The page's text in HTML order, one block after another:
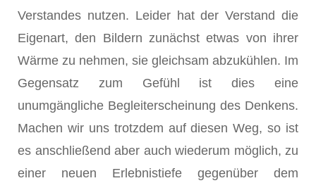
Verstandes nutzen. Leider hat der Verstand die
Eigenart, den Bildern zunächst etwas von ihrer
Wärme zu nehmen, sie gleichsam abzukühlen. Im
Gegensatz zum Gefühl ist dies eine
unumgängliche Begleiterscheinung des Denkens.
Machen wir uns trotzdem auf diesen Weg, so ist
es anschließend aber auch wiederum möglich, zu
einer neuen Erlebnistiefe gegenüber dem